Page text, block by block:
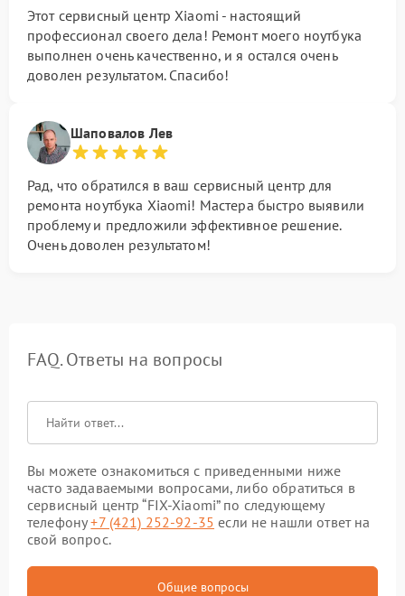
Этот сервисный центр Xiaomi - настоящий
профессионал своего дела! Ремонт моего ноутбука
выполнен очень качественно, и я остался очень
доволен результатом. Спасибо!
Шаповалов Лев
Рад, что обратился в ваш сервисный центр для
ремонта ноутбука Xiaomi! Мастера быстро выявили
проблему и предложили эффективное решение.
Очень доволен результатом!
FAQ. Ответы на вопросы
Вы можете ознакомиться с приведенными ниже
часто задаваемыми вопросами, либо обратиться в
сервисный центр “FIX-Xiaomi” по следующему
телефону+7 (421) 252-92-35 если не нашли ответ на
свой вопрос.
Общие вопросы